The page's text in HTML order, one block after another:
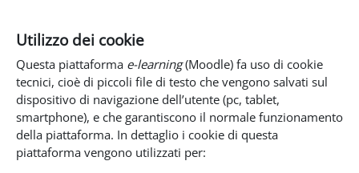
Utilizzo dei cookie
Questa piattaforma e-learning(Moodle) fa uso di cookie
tecnici, cioè di piccoli file di testo che vengono salvati sul
dispositivo di navigazione dell’utente (pc, tablet,
smartphone), e che garantiscono il normale funzionamento
della piattaforma. In dettaglio i cookie di questa
piattaforma vengono utilizzati per: